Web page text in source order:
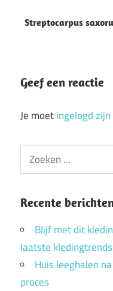
Streptocarpus
Geef een reactie
Je moetingelogd zijn
Zoeken
naar:
Recente berichten
Blijf met dit
laatste kledingtrends
Huis leeghalen
proces